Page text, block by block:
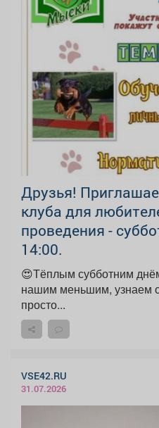
Друзья!
клуба для
проведения -
14:00.
😍Тёплым субботним
нашим меньшим, узнаем
просто...
VSE42.RU
31.07.2026